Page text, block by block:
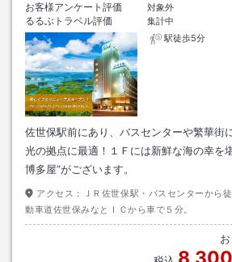
お客様アンケート評価
対象外
るるぶトラベル評価
集計中
駅徒歩5分
佐世保駅前にあり、バスセンターや繁華街
光の拠点に最適！１Ｆには新鮮な海の幸を
博多屋”がございます。
アクセス：
ＪＲ佐世保駅・バスセンターから
動車道佐世保みなとＩＣから車で５分。